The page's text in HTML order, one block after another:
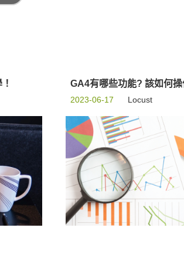
GA4有哪些功能? 該如何
2023-06-17 Locust